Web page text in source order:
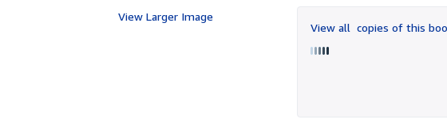
View Larger Image
of
5
View all copies of this